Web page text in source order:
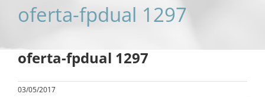
oferta-fpdual 1297
oferta-fpdual 1297
03/05/2017